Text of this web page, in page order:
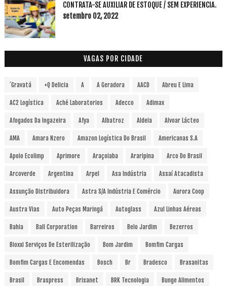
CONTRATA-SE AUXILIAR DE ESTOQUE / SEM EXPERIENCIA.
setembro 02, 2022
VAGAS POR CIDADE
´Gravatá +Q Delicia A A Geradora AACD Abreu E Lima
AC2 Logística Aché Laboratorios Adecco Adimax
Afogados Da Ingazeira Afya Albatroz Aldeia Alvoar Lácteo
AMA Amara Nzero Amazon Logística Do Brasil Americanas S.A
Apoio Ecolimp Aprimore Araçoiaba Araripina Arco Do Brasil
Arcoverde Argentina Arpel Asa Indústria Assaí Atacadista
Assunção Distribuidora Astra S/A Indústria E Comércio Aurora Coop
Austra Vias Auto Peças Maringá Autoglass Azul Linhas Aéreas
Bahia Ball Corporation Barreiros Belo Jardim Bezerros
Bioxxi Serviços De Esterilização Bom Jardim Bomfim Cargas
Bomfim Cargas E Encomendas Bosch Br Bradesco Brasanitas
Brasil Braspress Brisanet BRK Tecnologia Bunge Alimentos